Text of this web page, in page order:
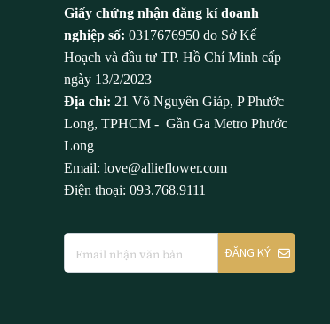
Giấy chứng nhận đăng kí doanh
nghiệp số: 0317676950 do Sở Kế
Hoạch và đầu tư TP. Hồ Chí Minh cấp
ngày 13/2/2023
Địa chỉ: 21 Võ Nguyên Giáp, P Phước
Long, TPHCM - Gần Ga Metro Phước
Long
Email: love@allieflower.com
Điện thoại: 093.768.9111
ĐĂNG KÝ